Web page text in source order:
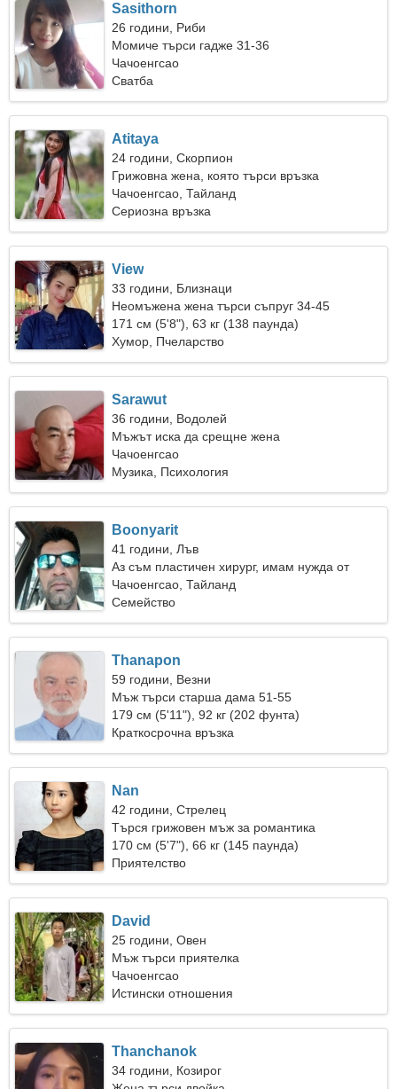
Sasithorn
26 години, Риби
Момиче търси гадже 31-36
Чачоенгсао
Сватба
Atitaya
24 години, Скорпион
Грижовна жена, която търси връзка
Чачоенгсао, Тайланд
Сериозна връзка
View
33 години, Близнаци
Неомъжена жена търси съпруг 34-45
171 см (5'8"), 63 кг (138 паунда)
Хумор, Пчеларство
Sarawut
36 години, Водолей
Мъжът иска да срещне жена
Чачоенгсао
Музика, Психология
Boonyarit
41 години, Лъв
Аз съм пластичен хирург, имам нужда от
забавна жена
Чачоенгсао, Тайланд
Семейство
Thanapon
59 години, Везни
Мъж търси старша дама 51-55
179 см (5'11"), 92 кг (202 фунта)
Краткосрочна връзка
Nan
42 години, Стрелец
Търся грижовен мъж за романтика
170 см (5'7"), 66 кг (145 паунда)
Приятелство
David
25 години, Овен
Мъж търси приятелка
Чачоенгсао
Истински отношения
Thanchanok
34 години, Козирог